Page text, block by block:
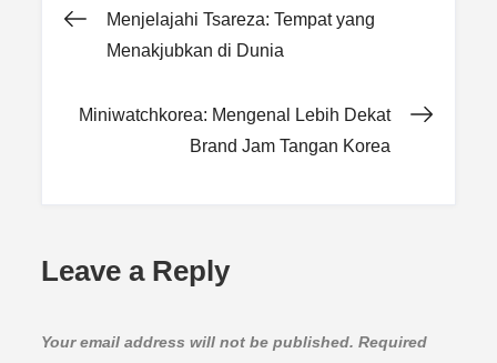
Post
Menjelajahi Tsareza: Tempat yang
Menakjubkan di Dunia
Miniwatchkorea: Mengenal Lebih Dekat
Brand Jam Tangan Korea
Leave a Reply
Your email address will not be published. Required